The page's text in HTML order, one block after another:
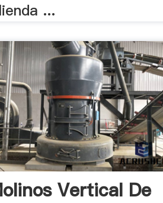
...
Vertical De